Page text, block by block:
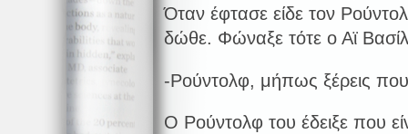
Όταν έφτασε είδε τον
δώθε. Φώναξε τότε ο Αϊ
-Ρούντολφ, μήπως ξέρεις που
Ο Ρούντολφ του έδειξε που